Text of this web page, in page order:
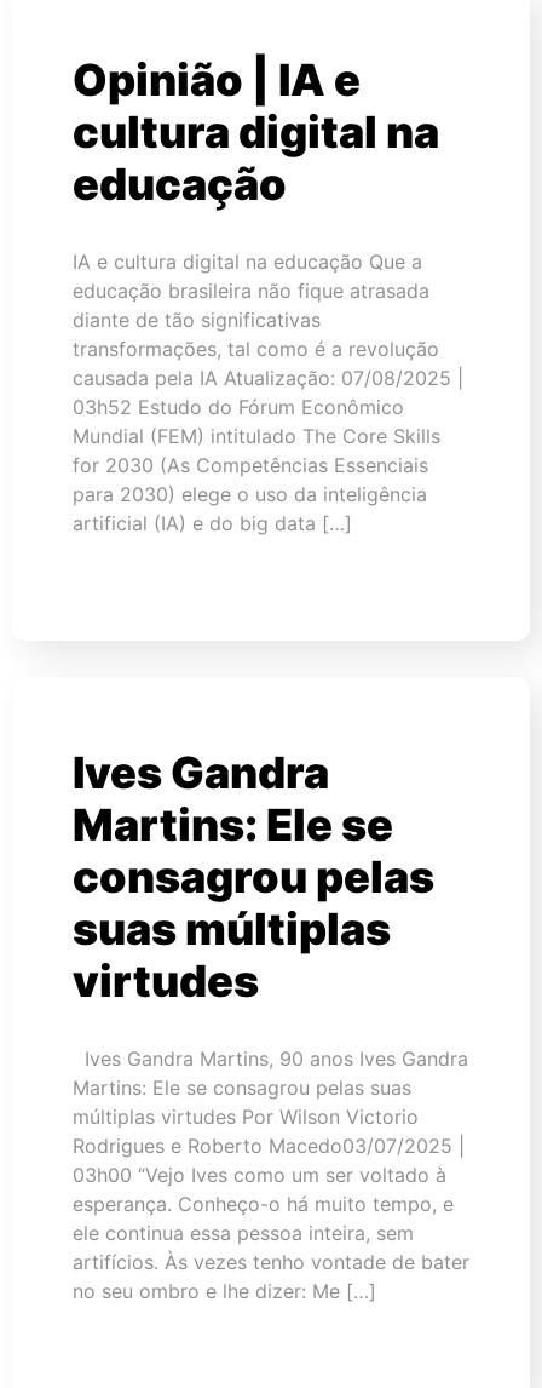
Opinião | IA e
cultura digital na
educação
IA e cultura digital na educação Que a
educação brasileira não fique atrasada
diante de tão significativas
transformações, tal como é a revolução
causada pela IA Atualização: 07/08/2025 |
03h52 Estudo do Fórum Econômico
Mundial (FEM) intitulado The Core Skills
for 2030 (As Competências Essenciais
para 2030) elege o uso da inteligência
artificial (IA) e do big data […]
Ives Gandra
Martins: Ele se
consagrou pelas
suas múltiplas
virtudes
Ives Gandra Martins, 90 anos Ives Gandra
Martins: Ele se consagrou pelas suas
múltiplas virtudes Por Wilson Victorio
Rodrigues e Roberto Macedo03/07/2025 |
03h00 “Vejo Ives como um ser voltado à
esperança. Conheço-o há muito tempo, e
ele continua essa pessoa inteira, sem
artifícios. Às vezes tenho vontade de bater
no seu ombro e lhe dizer: Me […]